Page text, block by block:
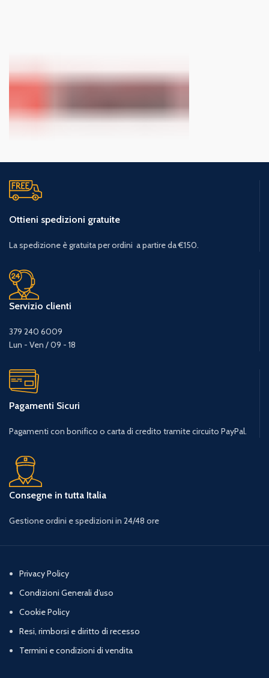
Ottieni spedizioni gratuite
La spedizione è gratuita per ordini a partire da €150.
Servizio clienti
379 240 6009
Lun - Ven / 09 - 18
Pagamenti Sicuri
Pagamenti con bonifico o carta di credito tramite circuito PayPal.
Consegne in tutta Italia
Gestione ordini e spedizioni in 24/48 ore
Privacy Policy
Condizioni Generali d’uso
Cookie Policy
Resi, rimborsi e diritto di recesso
Termini e condizioni di vendita